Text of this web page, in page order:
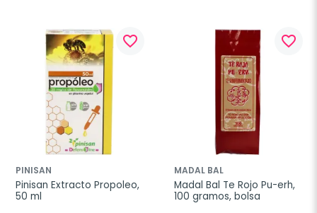
favorite_border
PINISAN
Pinisan Extracto Propoleo,
50 ml
favorite_border
MADAL BAL
Madal Bal Te Rojo Pu-erh,
100 gramos, bolsa